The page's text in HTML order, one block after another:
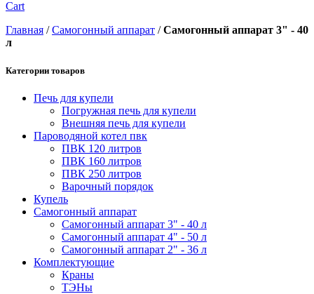
Cart
Главная /Самогонный аппарат /Самогонный аппарат 3" - 40
л
Категории товаров
Печь для купели
Погружная печь для купели
Внешняя печь для купели
Пароводяной котел пвк
ПВК 120 литров
ПВК 160 литров
ПВК 250 литров
Варочный порядок
Купель
Самогонный аппарат
Самогонный аппарат 3" - 40 л
Самогонный аппарат 4" - 50 л
Самогонный аппарат 2" - 36 л
Комплектующие
Краны
ТЭНы